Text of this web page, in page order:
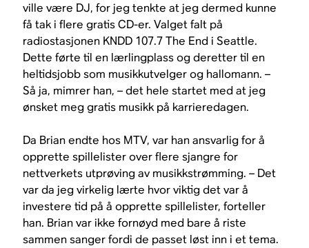
ville være DJ, for jeg tenkte at jeg dermed kunne
få tak i flere gratis CD-er. Valget falt på
radiostasjonen KNDD 107.7 The End i Seattle.
Dette førte til en lærlingplass og deretter til en
heltidsjobb som musikkutvelger og hallomann. –
Så ja, mimrer han, – det hele startet med at jeg
ønsket meg gratis musikk på karrieredagen.
Da Brian endte hos MTV, var han ansvarlig for å
opprette spillelister over flere sjangre for
nettverkets utprøving av musikkstrømming. – Det
var da jeg virkelig lærte hvor viktig det var å
investere tid på å opprette spillelister, forteller
han. Brian var ikke fornøyd med bare å riste
sammen sanger fordi de passet løst inn i et tema.